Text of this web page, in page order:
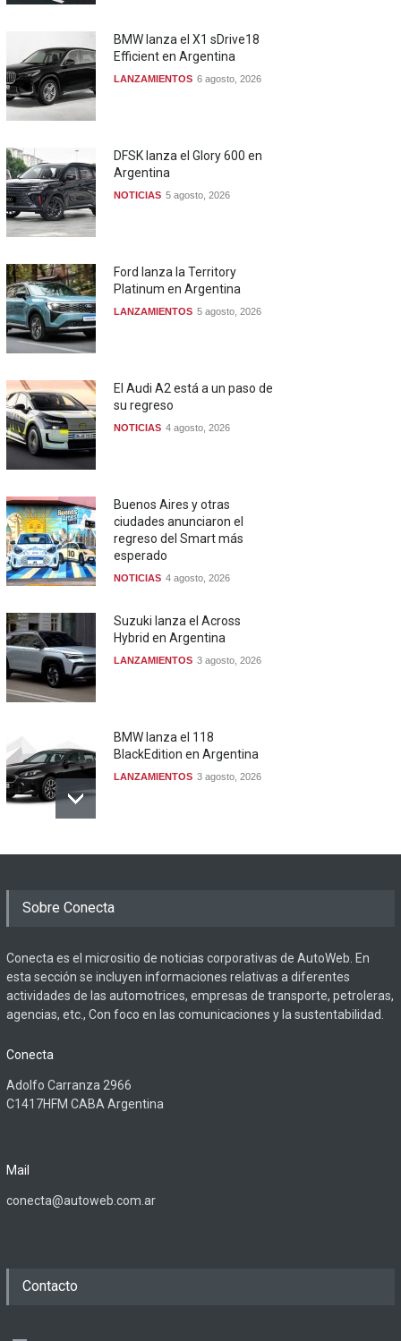
BMW lanza el X1 sDrive18
Efficient en Argentina
LANZAMIENTOS 6 agosto, 2026
DFSK lanza el Glory 600 en
Argentina
NOTICIAS 5 agosto, 2026
Ford lanza la Territory
Platinum en Argentina
LANZAMIENTOS 5 agosto, 2026
El Audi A2 está a un paso de
su regreso
NOTICIAS 4 agosto, 2026
Buenos Aires y otras
ciudades anunciaron el
regreso del Smart más
esperado
NOTICIAS 4 agosto, 2026
Suzuki lanza el Across
Hybrid en Argentina
LANZAMIENTOS 3 agosto, 2026
BMW lanza el 118
BlackEdition en Argentina
LANZAMIENTOS 3 agosto, 2026
Sobre Conecta
Conecta es el micrositio de noticias corporativas de AutoWeb. En
esta sección se incluyen informaciones relativas a diferentes
actividades de las automotrices, empresas de transporte, petroleras,
agencias, etc., Con foco en las comunicaciones y la sustentabilidad.
Conecta
Adolfo Carranza 2966
C1417HFM CABA Argentina
Mail
conecta@autoweb.com.ar
Contacto